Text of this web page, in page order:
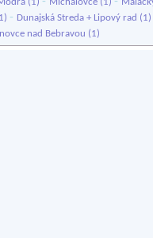
- Dunajská Streda + Lipový rad (1)
nad Bebravou (1)